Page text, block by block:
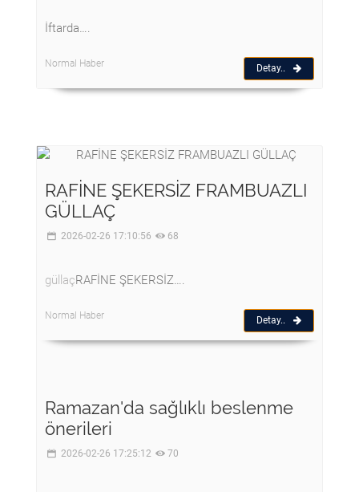
İftarda….
Normal Haber Detay..
RAFİNE ŞEKERSİZ FRAMBUAZLI
GÜLLAÇ
2026-02-26 17:10:56 68
güllaçRAFİNE ŞEKERSİZ….
Normal Haber Detay..
Ramazan'da sağlıklı beslenme
önerileri
2026-02-26 17:25:12 70